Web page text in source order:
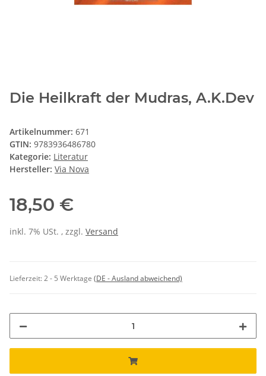
Die Heilkraft der Mudras, A.K.Dev
Artikelnummer: 671
GTIN: 9783936486780
Kategorie: Literatur
Hersteller: Via Nova
18,50 €
inkl. 7% USt. , zzgl. Versand
Lieferzeit:2 - 5 Werktage (DE - Ausland abweichend)